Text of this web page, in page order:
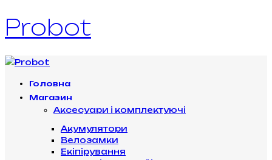
Probot
Головна
Магазин
Аксесуари і комплектуючі
Акумулятори
Велозамки
Екіпірування